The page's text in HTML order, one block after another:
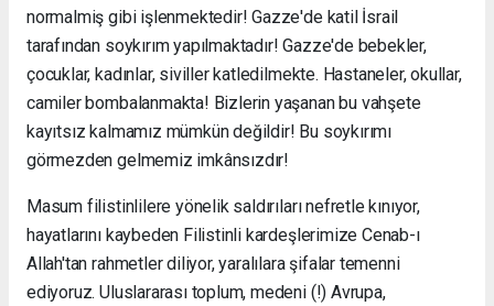
normalmiş gibi işlenmektedir! Gazze'de katil İsrail
tarafından soykırım yapılmaktadır! Gazze'de bebekler,
çocuklar, kadınlar, siviller katledilmekte. Hastaneler, okullar,
camiler bombalanmakta! Bizlerin yaşanan bu vahşete
kayıtsız kalmamız mümkün değildir! Bu soykırımı
görmezden gelmemiz imkânsızdır!
Masum filistinlilere yönelik saldırıları nefretle kınıyor,
hayatlarını kaybeden Filistinli kardeşlerimize Cenab-ı
Allah'tan rahmetler diliyor, yaralılara şifalar temenni
ediyoruz. Uluslararası toplum, medeni (!) Avrupa,